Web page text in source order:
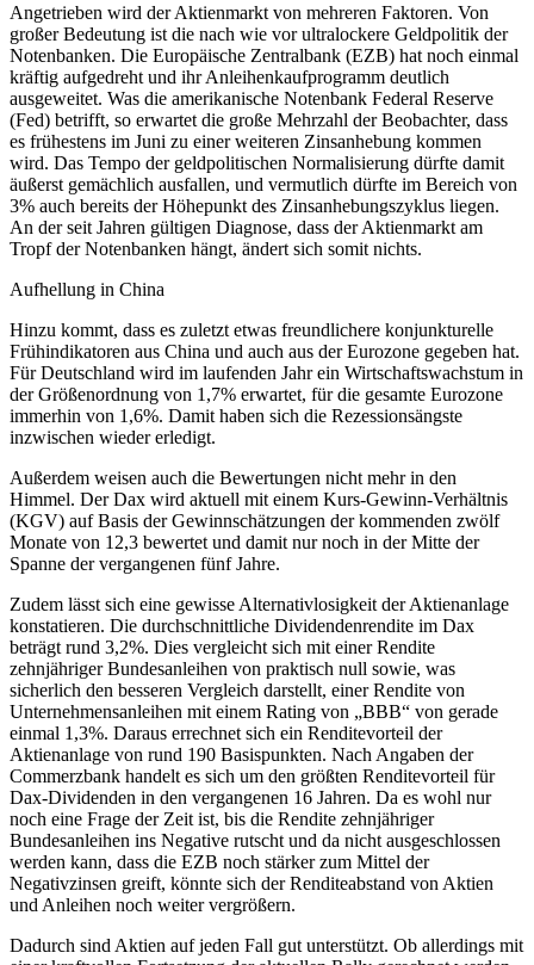
Angetrieben wird der Aktienmarkt von mehreren Faktoren. Von
großer Bedeutung ist die nach wie vor ultralockere Geldpolitik der
Notenbanken. Die Europäische Zentralbank (EZB) hat noch einmal
kräftig aufgedreht und ihr Anleihenkaufprogramm deutlich
ausgeweitet. Was die amerikanische Notenbank Federal Reserve
(Fed) betrifft, so erwartet die große Mehrzahl der Beobachter, dass
es frühestens im Juni zu einer weiteren Zinsanhebung kommen
wird. Das Tempo der geldpolitischen Normalisierung dürfte damit
äußerst gemächlich ausfallen, und vermutlich dürfte im Bereich von
3% auch bereits der Höhepunkt des Zinsanhebungszyklus liegen.
An der seit Jahren gültigen Diagnose, dass der Aktienmarkt am
Tropf der Notenbanken hängt, ändert sich somit nichts.
Aufhellung in China
Hinzu kommt, dass es zuletzt etwas freundlichere konjunkturelle
Frühindikatoren aus China und auch aus der Eurozone gegeben hat.
Für Deutschland wird im laufenden Jahr ein Wirtschaftswachstum in
der Größenordnung von 1,7% erwartet, für die gesamte Eurozone
immerhin von 1,6%. Damit haben sich die Rezessionsängste
inzwischen wieder erledigt.
Außerdem weisen auch die Bewertungen nicht mehr in den
Himmel. Der Dax wird aktuell mit einem Kurs-Gewinn-Verhältnis
(KGV) auf Basis der Gewinnschätzungen der kommenden zwölf
Monate von 12,3 bewertet und damit nur noch in der Mitte der
Spanne der vergangenen fünf Jahre.
Zudem lässt sich eine gewisse Alternativlosigkeit der Aktienanlage
konstatieren. Die durchschnittliche Dividendenrendite im Dax
beträgt rund 3,2%. Dies vergleicht sich mit einer Rendite
zehnjähriger Bundesanleihen von praktisch null sowie, was
sicherlich den besseren Vergleich darstellt, einer Rendite von
Unternehmensanleihen mit einem Rating von „BBB“ von gerade
einmal 1,3%. Daraus errechnet sich ein Renditevorteil der
Aktienanlage von rund 190 Basispunkten. Nach Angaben der
Commerzbank handelt es sich um den größten Renditevorteil für
Dax-Dividenden in den vergangenen 16 Jahren. Da es wohl nur
noch eine Frage der Zeit ist, bis die Rendite zehnjähriger
Bundesanleihen ins Negative rutscht und da nicht ausgeschlossen
werden kann, dass die EZB noch stärker zum Mittel der
Negativzinsen greift, könnte sich der Renditeabstand von Aktien
und Anleihen noch weiter vergrößern.
Dadurch sind Aktien auf jeden Fall gut unterstützt. Ob allerdings mit